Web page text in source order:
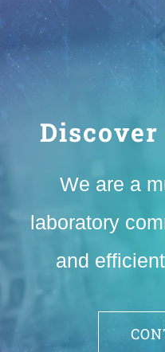
We are a
laboratory
and